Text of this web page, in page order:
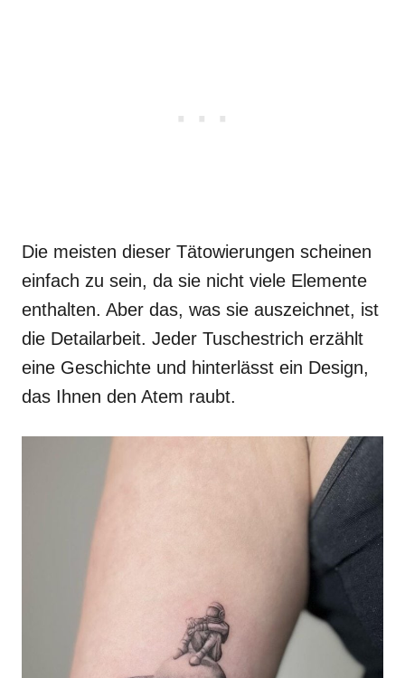
Die meisten dieser Tätowierungen scheinen
einfach zu sein, da sie nicht viele Elemente
enthalten. Aber das, was sie auszeichnet, ist
die Detailarbeit. Jeder Tuschestrich erzählt
eine Geschichte und hinterlässt ein Design,
das Ihnen den Atem raubt.